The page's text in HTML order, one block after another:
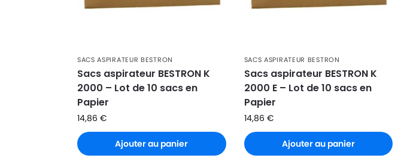
BESTRON
BESTRON DV 1600 EC
BESTRON
BESTRON DV 1800 EP
BESTRON
BESTRON DV 2000 ES
BESTRON
BESTRON DVC 1300 (Série)
SACS ASPIRATEUR BESTRON
Sacs aspirateur BESTRON K
2000 – Lot de 10 sacs en
Papier
14,86 €
Ajouter au panier
SACS ASPIRATEUR BESTRON
Sacs aspirateur BESTRON K
2000 E – Lot de 10 sacs en
Papier
14,86 €
Ajouter au panier